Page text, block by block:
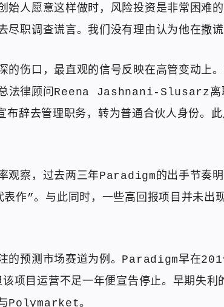
始人愿意这样做时，风险投资是非常困难
尽职调查谎言。我们没有理由认为他在撒
的伤口，最直观的信号反映在高管变动上
法律顾问Reena Jashnani-Slusarz离
辞去管理职务，转为普通合伙人身份。此
观察，过去两三年Paradigm的出手节奏
作”。与此同时，一些高回报项目并未出
的预测市场赛道为例。Paradigm早在
项目运营不足一年便宣告停止。早期失利
Polymarket。